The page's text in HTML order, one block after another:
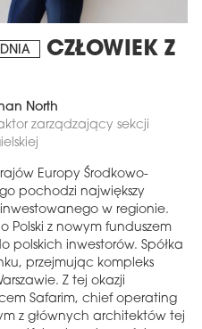
CZŁOWIEK Z
North
zarządzający sekcji
Europy Środkowo-
pochodzi największy
w regionie.
Polski z nowym funduszem
polskich inwestorów. Spółka
przejmując kompleks
Z tej okazji
Safarim, chief operating
z głównych architektów tej